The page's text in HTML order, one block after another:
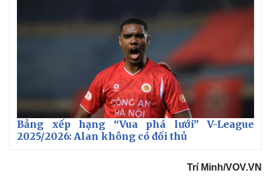
Thế giới
Quan sát
Multimedia
Video
E-Magazine
Bảng xếp hạng “Vua phá lưới” V-League
2025/2026: Alan không có đối thủ
Trí Minh/VOV.VN